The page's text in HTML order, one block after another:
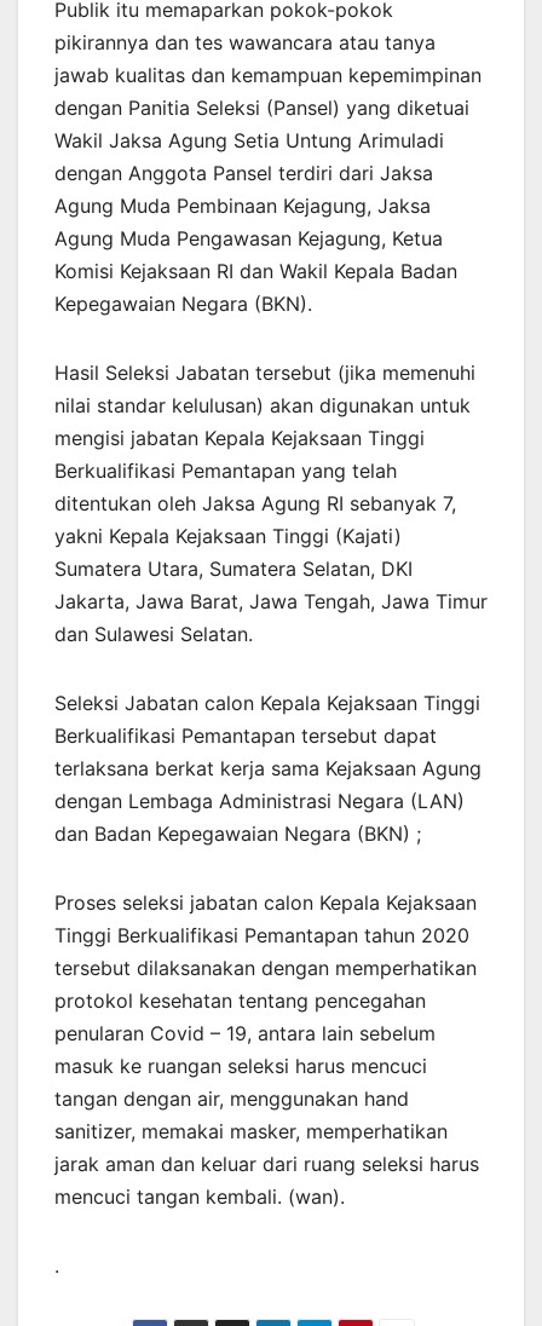
Publik itu memaparkan pokok-pokok
pikirannya dan tes wawancara atau tanya
jawab kualitas dan kemampuan kepemimpinan
dengan Panitia Seleksi (Pansel) yang diketuai
Wakil Jaksa Agung Setia Untung Arimuladi
dengan Anggota Pansel terdiri dari Jaksa
Agung Muda Pembinaan Kejagung, Jaksa
Agung Muda Pengawasan Kejagung, Ketua
Komisi Kejaksaan RI dan Wakil Kepala Badan
Kepegawaian Negara (BKN).
Hasil Seleksi Jabatan tersebut (jika memenuhi
nilai standar kelulusan) akan digunakan untuk
mengisi jabatan Kepala Kejaksaan Tinggi
Berkualifikasi Pemantapan yang telah
ditentukan oleh Jaksa Agung RI sebanyak 7,
yakni Kepala Kejaksaan Tinggi (Kajati)
Sumatera Utara, Sumatera Selatan, DKI
Jakarta, Jawa Barat, Jawa Tengah, Jawa Timur
dan Sulawesi Selatan.
Seleksi Jabatan calon Kepala Kejaksaan Tinggi
Berkualifikasi Pemantapan tersebut dapat
terlaksana berkat kerja sama Kejaksaan Agung
dengan Lembaga Administrasi Negara (LAN)
dan Badan Kepegawaian Negara (BKN) ;
Proses seleksi jabatan calon Kepala Kejaksaan
Tinggi Berkualifikasi Pemantapan tahun 2020
tersebut dilaksanakan dengan memperhatikan
protokol kesehatan tentang pencegahan
penularan Covid – 19, antara lain sebelum
masuk ke ruangan seleksi harus mencuci
tangan dengan air, menggunakan hand
sanitizer, memakai masker, memperhatikan
jarak aman dan keluar dari ruang seleksi harus
mencuci tangan kembali. (wan).
.